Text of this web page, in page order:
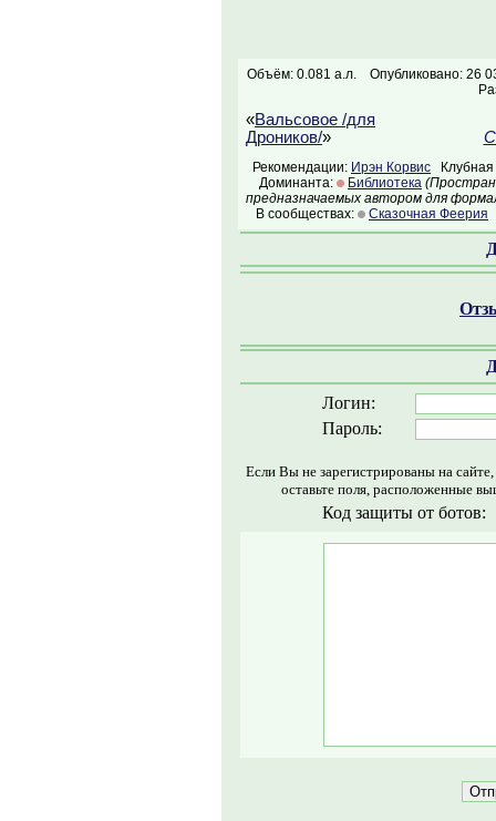
Объём: 0.081 а.л.
Опубликовано: 26
«Вальсовое /для
Дроников/»
Рекомендации: Ирэн Корвис Клубная
Доминанта:
Библиотека
предназначаемых автором для
В сообществах:
Сказочная Феерия
Логин:
Пароль:
Если Вы не зарегистрированы на
оставьте поля, расположенные
Код защиты от ботов: